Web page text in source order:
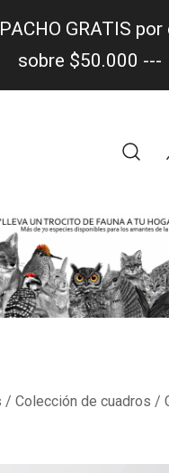
en tu hogar
/ Colección de cuadros /
GRATIS
sobre $50.000 ---